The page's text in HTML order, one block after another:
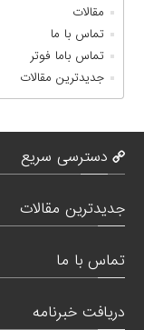
مقالات
تماس با ما
تماس باما فوتر
جدیدترین مقالات
دسترسی سریع
جدیدترین مقالات
تماس با ما
دریافت خبرنامه